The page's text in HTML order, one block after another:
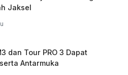
Jaksel
dan Tour PRO 3 Dapat
Antarmuka